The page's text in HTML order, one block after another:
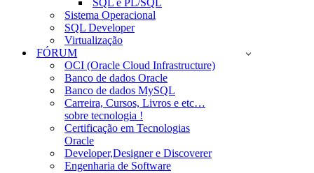
SQL e PL/SQL
Sistema Operacional
SQL Developer
Virtualização
FÓRUM
OCI (Oracle Cloud Infrastructure)
Banco de dados Oracle
Banco de dados MySQL
Carreira, Cursos, Livros e etc…
sobre tecnologia !
Certificação em Tecnologias
Oracle
Developer,Designer e Discoverer
Engenharia de Software